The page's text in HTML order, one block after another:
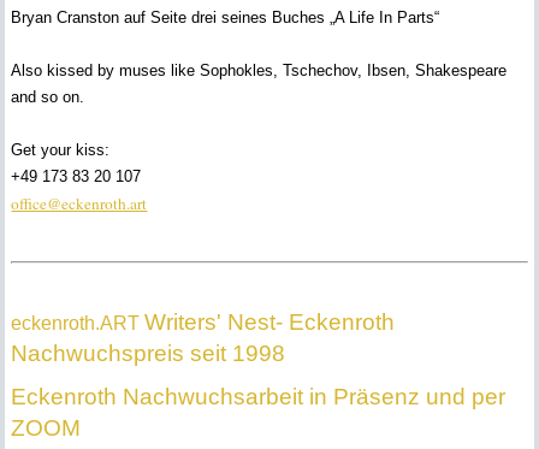
Bryan Cranston auf Seite drei seines Buches „A Life In Parts“
Also kissed by muses like Sophokles, Tschechov, Ibsen, Shakespeare
and so on.
Get your kiss:
+49 173 83 20 107
office@eckenroth.art
eckenroth.ARTWriters' Nest- Eckenroth
Nachwuchspreis seit 1998
Eckenroth Nachwuchsarbeit in Präsenz und per
ZOOM